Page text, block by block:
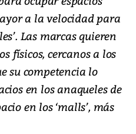
a la velocidad para
Las marcas quieren
físicos, cercanos a los
su competencia lo
en los anaqueles de
en los ‘malls’, más